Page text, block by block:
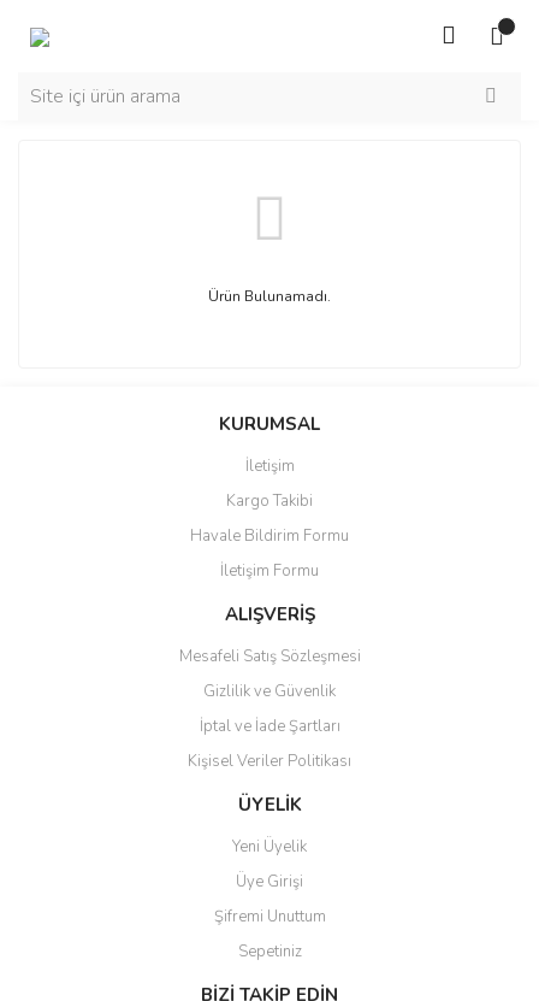
Ürün Bulunamadı.
KURUMSAL
İletişim
Kargo Takibi
Havale Bildirim Formu
İletişim Formu
ALIŞVERİŞ
Mesafeli Satış Sözleşmesi
Gizlilik ve Güvenlik
İptal ve İade Şartları
Kişisel Veriler Politikası
ÜYELİK
Yeni Üyelik
Üye Girişi
Şifremi Unuttum
Sepetiniz
BİZİ TAKİP EDİN